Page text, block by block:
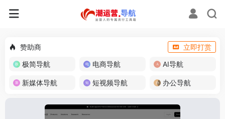
赞助商
立即打赏
极简导航
电商导航 AI导航
新媒体导航 短视频导航 办公导航